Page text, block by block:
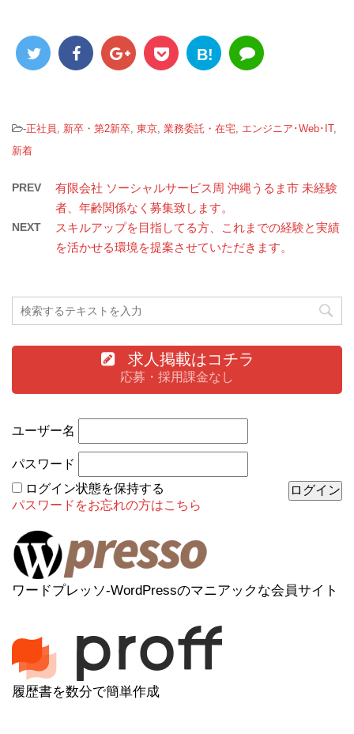
B!
-正社員 , 新卒・第2新卒, 東京, 業務委託・在宅, エンジニア･Web･IT,
新着
PREV
有限会社 ソーシャルサービス周 沖縄うるま市 未経験
者、年齢関係なく募集致します。
NEXT
スキルアップを目指してる方、これまでの経験と実績
を活かせる環境を提案させていただきます。
求人掲載はコチラ
応募・採用課金なし
ユーザー名
パスワード
ログイン状態を保持する
パスワードをお忘れの方はこちら
ワードプレッソ-WordPressのマニアックな会員サイト
履歴書を数分で簡単作成